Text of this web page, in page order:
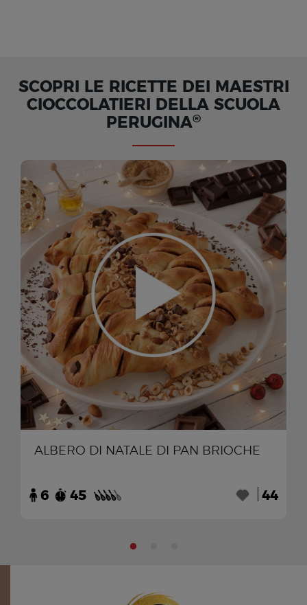
SCOPRI LE RICETTE DEI MAESTRI
CIOCCOLATIERI DELLA SCUOLA
PERUGINA®
ALBERO DI NATALE DI PAN BRIOCHE
6 45 44